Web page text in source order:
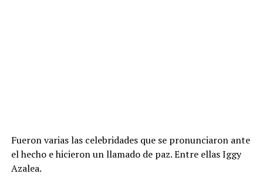
Fueron varias las celebridades que se pronunciaron ante
el hecho e hicieron un llamado de paz. Entre ellas Iggy
Azalea.